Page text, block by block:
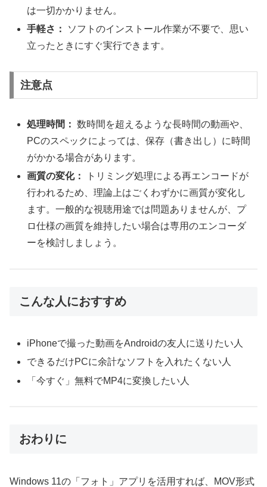
は一切かかりません。
手軽さ：
ソフトのインストール作業が不要で、思い
立ったときにすぐ実行できます。
注意点
処理時間： 数時間を超えるような長時間の動画や、
PCのスペックによっては、保存（書き出し）に時間
がかかる場合があります。
画質の変化：
トリミング処理による再エンコードが
行われるため、理論上はごくわずかに画質が変化し
ます。一般的な視聴用途では問題ありませんが、プ
ロ仕様の画質を維持したい場合は専用のエンコーダ
ーを検討しましょう。
こんな人におすすめ
iPhoneで撮った動画をAndroidの友人に送りたい人
できるだけPCに余計なソフトを入れたくない人
「今すぐ」無料でMP4に変換したい人
おわりに
Windows 11の「フォト」アプリを活用すれば、MOV形式